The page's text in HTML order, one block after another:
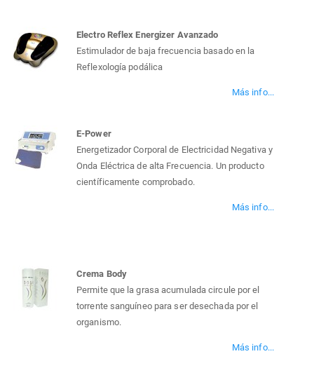
Electro Reflex Energizer Avanzado
Estimulador de baja frecuencia basado en la
Reflexología podálica
Más info...
E-Power
Energetizador Corporal de Electricidad Negativa y
Onda Eléctrica de alta Frecuencia. Un producto
científicamente comprobado.
Más info...
Crema Body
Permite que la grasa acumulada circule por el
torrente sanguíneo para ser desechada por el
organismo.
Más info...